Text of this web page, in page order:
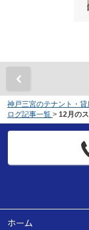
神戸三宮のテナント・
ログ記事一覧 > 12月の
ホーム